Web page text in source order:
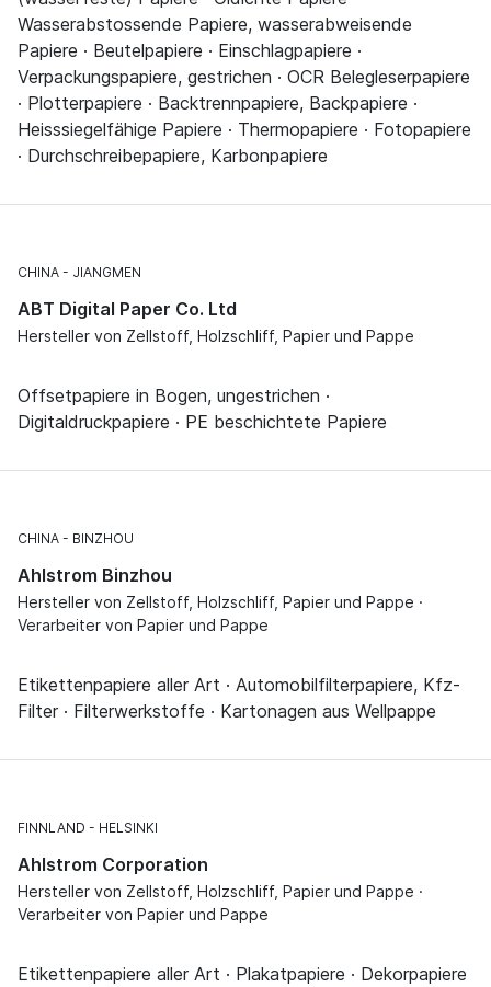
Wasserabstossende Papiere, wasserabweisende
Papiere · Beutelpapiere · Einschlagpapiere ·
Verpackungspapiere, gestrichen · OCR Belegleserpapiere
· Plotterpapiere · Backtrennpapiere, Backpapiere ·
Heisssiegelfähige Papiere · Thermopapiere · Fotopapiere
· Durchschreibepapiere, Karbonpapiere
CHINA JIANGMEN
ABT Digital Paper Co. Ltd
Hersteller von Zellstoff, Holzschliff, Papier und Pappe
Offsetpapiere in Bogen, ungestrichen ·
Digitaldruckpapiere · PE beschichtete Papiere
CHINA BINZHOU
Ahlstrom Binzhou
Hersteller von Zellstoff, Holzschliff, Papier und Pappe ·
Verarbeiter von Papier und Pappe
Etikettenpapiere aller Art · Automobilfilterpapiere, Kfz-
Filter · Filterwerkstoffe · Kartonagen aus Wellpappe
FINNLAND HELSINKI
Ahlstrom Corporation
Hersteller von Zellstoff, Holzschliff, Papier und Pappe ·
Verarbeiter von Papier und Pappe
Etikettenpapiere aller Art · Plakatpapiere · Dekorpapiere